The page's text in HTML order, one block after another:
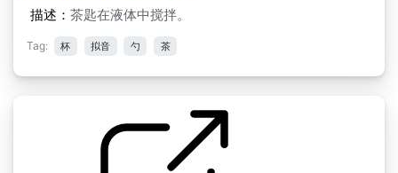
描述： 茶匙在液体中搅拌。
Tag: 杯 拟音 勺 茶